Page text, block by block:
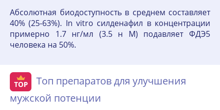
Абсолютная биодоступность в среднем составляет
40% (25-63%). In vitro силденафил в концентрации
примерно 1.7 нг/мл (3.5 н М) подавляет ФДЭ5
человека на 50%.
Топ препаратов для улучшения
мужской потенции